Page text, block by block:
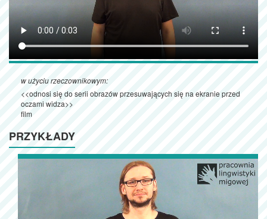
w użyciu rzeczownikowym:
<<odnosi się do serii obrazów przesuwających się na ekranie przed
oczami widza>>
film
PRZYKŁADY